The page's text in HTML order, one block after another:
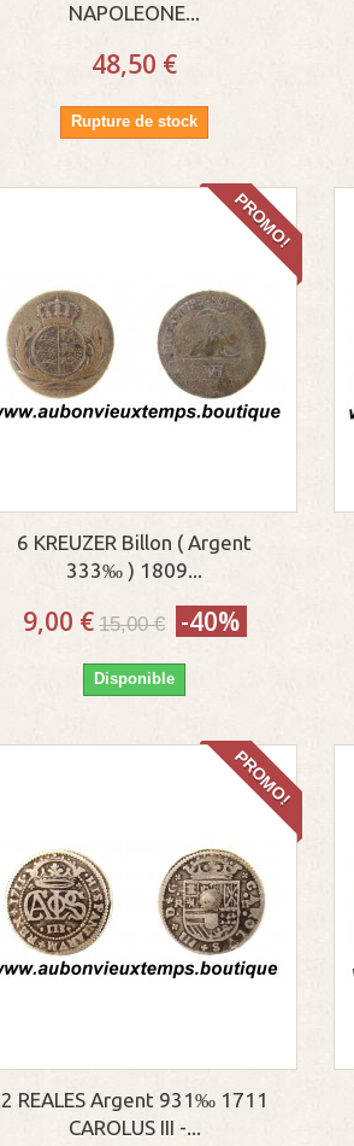
NAPOLEONE...
48,50 €
Rupture de stock
PROMO!
6 KREUZER Billon ( Argent
333‰ ) 1809...
9,00 € 15,00 € -40%
Disponible
PROMO!
2 REALES Argent 931‰ 1711
CAROLUS III -...